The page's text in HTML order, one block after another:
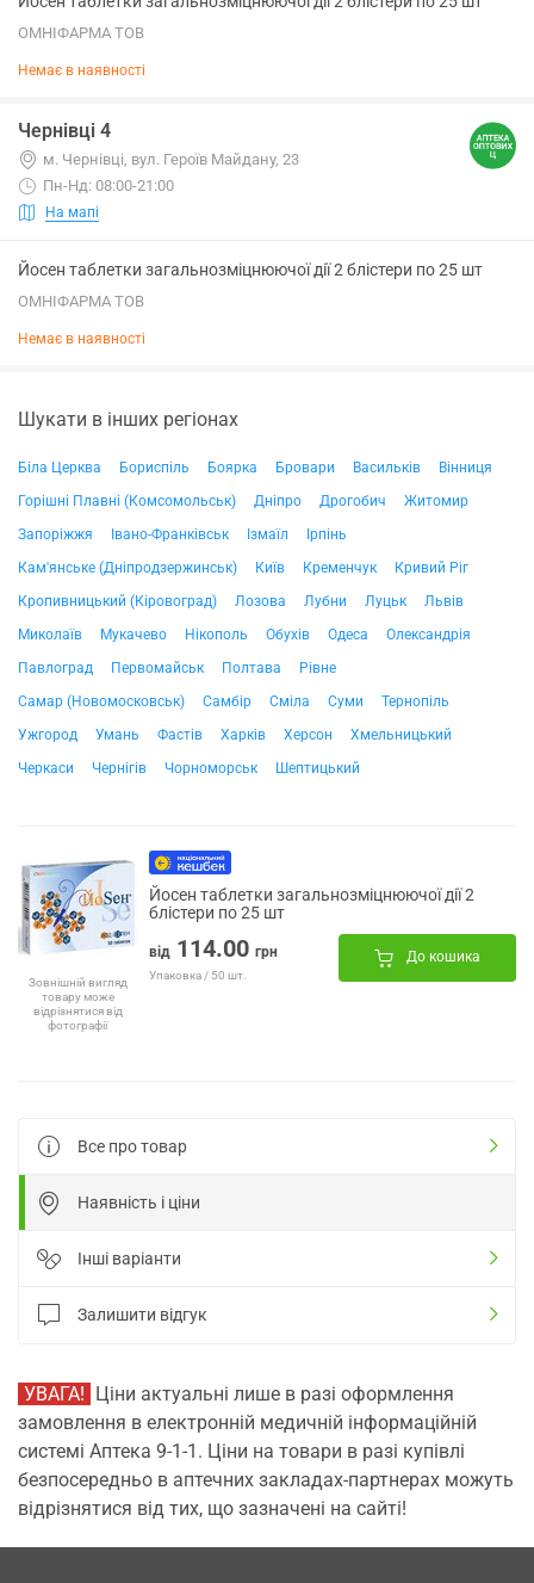
ОМНІФАРМА ТОВ
Немає в наявності
Чернівці 4
м. Чернівці, вул. Героїв Майдану, 23
Пн-Нд: 08:00-21:00
На мапі
Йосен таблетки загальнозміцнюючої дії 2 блістери по 25 шт
ОМНІФАРМА ТОВ
Немає в наявності
Шукати в інших регіонах
Біла Церква Бориспіль Боярка Бровари Васильків
Вінниця
Горішні Плавні (Комсомольськ)
Дніпро Дрогобич
Житомир
Запоріжжя
Івано-Франківськ Ізмаїл
Ірпінь
Кам'янське (Дніпродзержинськ)
Київ Кременчук
Кривий Ріг
Кропивницький (Кіровоград)
Лозова Лубни Луцьк
Львів
Миколаїв
Мукачево Нікополь Обухів Одеса
Олександрія
Павлоград
Первомайськ Полтава
Рівне
Самар (Новомосковськ)
Самбір Сміла Суми
Тернопіль
Ужгород
Умань Фастів Харків Херсон
Хмельницький
Черкаси
Чернігів Чорноморськ Шептицький
Зовнішній вигляд
товару може
відрізнятися від
фотографії
Йосен таблетки загальнозміцнюючої дії 2
блістери по 25 шт
від 114.00 грн
Упаковка / 50 шт.
До кошика
Все про товар
Наявність і ціни
Інші варіанти
Залишити відгук
УВАГА! Ціни актуальні лише в разі оформлення
замовлення в електронній медичній інформаційній
системі Аптека 9-1-1. Ціни на товари в разі купівлі
безпосередньо в аптечних закладах-партнерах можуть
відрізнятися від тих, що зазначені на сайті!